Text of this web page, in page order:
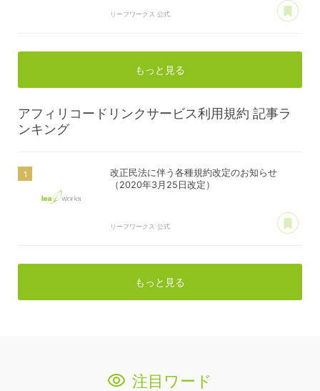
リーフワークス 公式
もっと見る
アフィリコードリンクサービス利用規約 記事ラ
ンキング
改正民法に伴う各種規約改定のお知らせ
（2020年3月25日改定）
リーフワークス 公式
もっと見る
注目ワード